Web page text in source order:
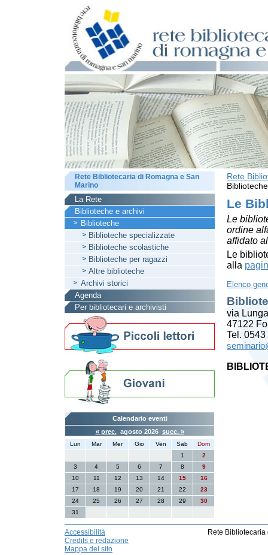
Rete
Biblioteche
Le
Le
ordine
affidato
Le
alla
Elenco
via
47122
Tel.
Rete Bibliotecaria di Romagna e San
Marino
La Rete
Biblioteche e archivi
Biblioteche
Biblioteche specializzate
Biblioteche scolastiche
Biblioteche per ragazzi
Altre biblioteche
Archivi storici
Agenda
Per bibliotecari e archivisti
Calendario eventi
« prec.agosto 2026 succ. »
Lun Mar Mer Gio Ven Sab
Dom
1
2
3
4 5 6 7 8
9
10
11 12 13 14 15
16
17
18 19 20 21 22
23
24
25 26 27 28 29
30
31
Accessibilità
Credits e redazione
Mappa del sito
Rete